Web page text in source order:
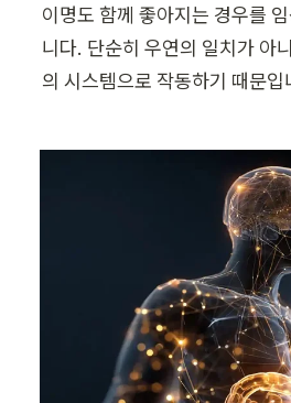
이명도 함께 좋아지는 경우를
니다. 단순히 우연의 일치가 아
의 시스템으로 작동하기 때문입